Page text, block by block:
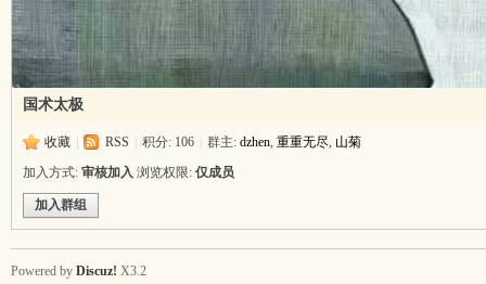
国术太极
收藏 RSS 积分: 106 群主: dzhen, 重重无尽, 山菊
加入方式: 审核加入 浏览权限: 仅成员
加入群组
Powered by Discuz! X3.2